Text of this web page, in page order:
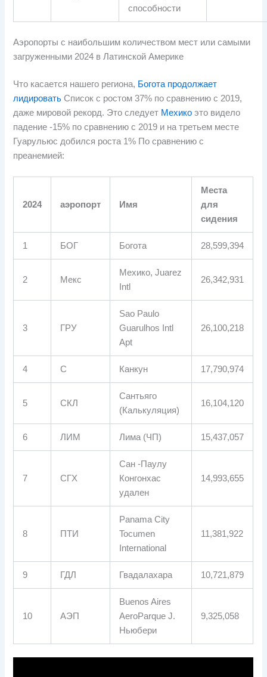
способности
Аэропорты с наибольшим количеством мест или самыми
загруженными 2024 в Латинской Америке
Что касается нашего региона, Богота продолжает
лидировать Список с ростом 37% по сравнению с 2019,
даже мировой рекорд. Это следует Мехико это видело
падение -15% по сравнению с 2019 и на третьем месте
Гуарульюс добился роста 1% По сравнению с
преанемией:
2024 аэропорт Имя
Места
для
сидения
1 БОГ Богота 28,599,394
2 Мекс
Мехико, Juarez
Intl
26,342,931
3 ГРУ
Sao Paulo
Guarulhos Intl
Apt
26,100,218
4 С Канкун 17,790,974
5 СКЛ
Сантьяго
(Калькуляция)
16,104,120
6 ЛИМ Лима (ЧП) 15,437,057
7 СГХ
Сан -Паулу
Конгонхас
удален
14,993,655
8 ПТИ
Panama City
Tocumen
International
11,381,922
9 ГДЛ Гвадалахара 10,721,879
10 АЭП
Buenos Aires
AeroParque J.
Ньюбери
9,325,058